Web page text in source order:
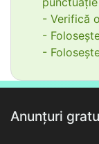
- Verifică
-
-
Anunțuri